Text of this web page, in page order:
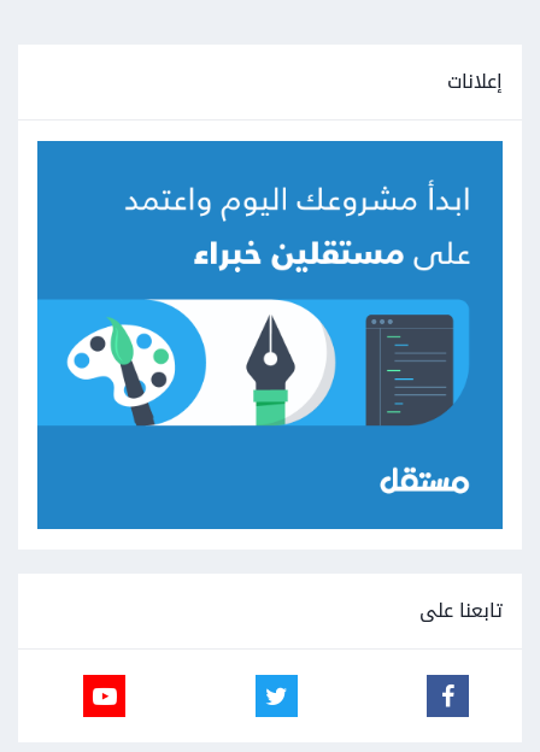
إعلانات
تابعنا على